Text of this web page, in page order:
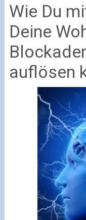
Wie Du
Deine
auflösen